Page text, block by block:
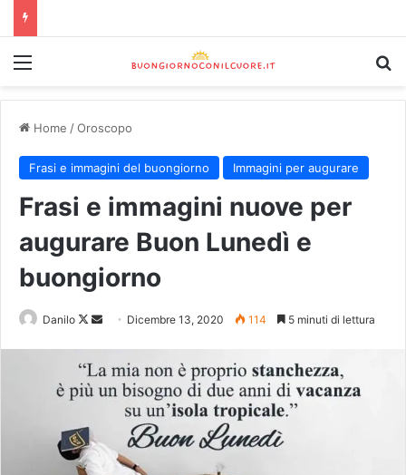
Home /Oroscopo
Frasi e immagini del buongiorno Immagini per augurare
Frasi e immagini nuove per
augurare Buon Lunedì e
buongiorno
Danilo Dicembre 13, 2020 114 5 minuti di lettura